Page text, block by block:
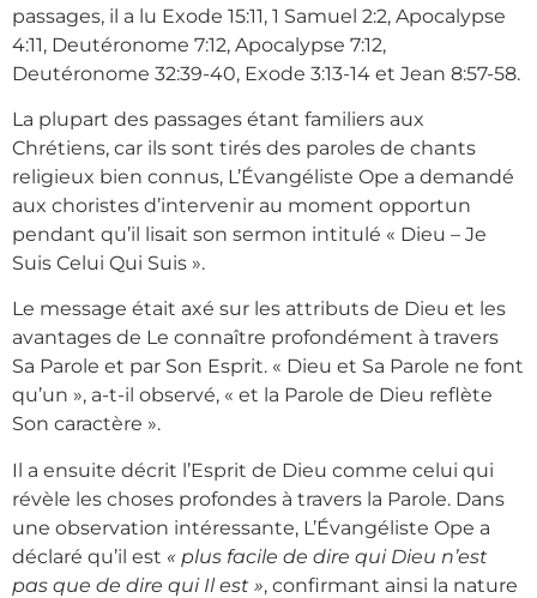
passages, il a lu Exode 15:11, 1 Samuel 2:2, Apocalypse
4:11, Deutéronome 7:12, Apocalypse 7:12,
Deutéronome 32:39-40, Exode 3:13-14 et Jean 8:57-58.
La plupart des passages étant familiers aux
Chrétiens, car ils sont tirés des paroles de chants
religieux bien connus, L’Évangéliste Ope a demandé
aux choristes d’intervenir au moment opportun
pendant qu’il lisait son sermon intitulé « Dieu – Je
Suis Celui Qui Suis ».
Le message était axé sur les attributs de Dieu et les
avantages de Le connaître profondément à travers
Sa Parole et par Son Esprit. « Dieu et Sa Parole ne font
qu’un », a-t-il observé, « et la Parole de Dieu reflète
Son caractère ».
Il a ensuite décrit l’Esprit de Dieu comme celui qui
révèle les choses profondes à travers la Parole. Dans
une observation intéressante, L’Évangéliste Ope a
déclaré qu’il est « plus facile de dire qui Dieu n’est
pas que de dire qui Il est », confirmant ainsi la nature